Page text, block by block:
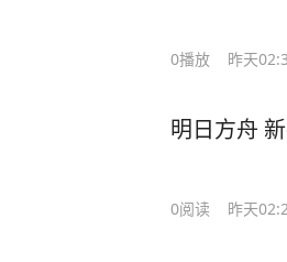
0播放 昨天
明日方舟
0阅读 昨天